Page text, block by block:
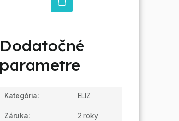
Dodatočné
parametre
Kategória: ELIZ
Záruka: 2 roky